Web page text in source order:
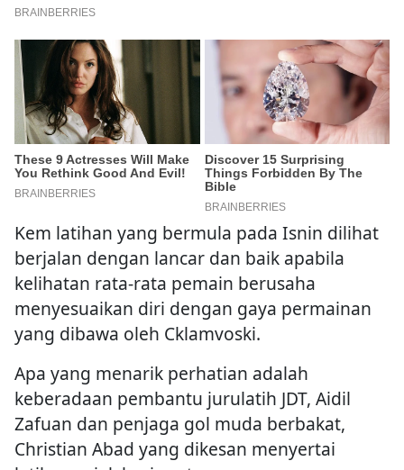
Kem latihan yang bermula pada Isnin dilihat
berjalan dengan lancar dan baik apabila
kelihatan rata-rata pemain berusaha
menyesuaikan diri dengan gaya permainan
yang dibawa oleh Cklamvoski.
Apa yang menarik perhatian adalah
keberadaan pembantu jurulatih JDT, Aidil
Zafuan dan penjaga gol muda berbakat,
Christian Abad yang dikesan menyertai